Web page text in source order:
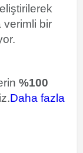
verimli bir
%100
Daha fazla